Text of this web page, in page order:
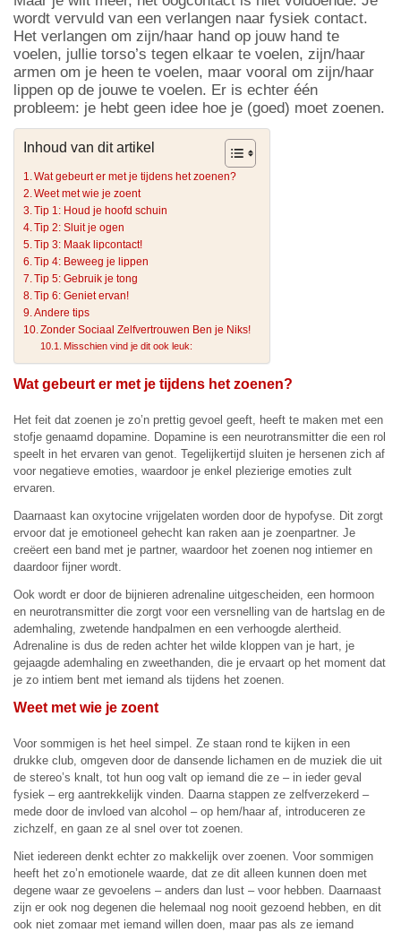
wordt vervuld van een verlangen naar fysiek contact.
Het verlangen om zijn/haar hand op jouw hand te
voelen, jullie torso’s tegen elkaar te voelen, zijn/haar
armen om je heen te voelen, maar vooral om zijn/haar
lippen op de jouwe te voelen. Er is echter één
probleem: je hebt geen idee hoe je (goed) moet zoenen.
Inhoud van dit artikel
Wat gebeurt er met je tijdens het zoenen?
Weet met wie je zoent
Tip 1: Houd je hoofd schuin
Tip 2: Sluit je ogen
Tip 3: Maak lipcontact!
Tip 4: Beweeg je lippen
Tip 5: Gebruik je tong
Tip 6: Geniet ervan!
Andere tips
Zonder Sociaal Zelfvertrouwen Ben je Niks!
Misschien vind je dit ook leuk:
Wat gebeurt er met je tijdens het zoenen?
Het feit dat zoenen je zo’n prettig gevoel geeft, heeft te maken met een
stofje genaamd dopamine. Dopamine is een neurotransmitter die een rol
speelt in het ervaren van genot. Tegelijkertijd sluiten je hersenen zich af
voor negatieve emoties, waardoor je enkel plezierige emoties zult
ervaren.
Daarnaast kan oxytocine vrijgelaten worden door de hypofyse. Dit zorgt
ervoor dat je emotioneel gehecht kan raken aan je zoenpartner. Je
creëert een band met je partner, waardoor het zoenen nog intiemer en
daardoor fijner wordt.
Ook wordt er door de bijnieren adrenaline uitgescheiden, een hormoon
en neurotransmitter die zorgt voor een versnelling van de hartslag en de
ademhaling, zwetende handpalmen en een verhoogde alertheid.
Adrenaline is dus de reden achter het wilde kloppen van je hart, je
gejaagde ademhaling en zweethanden, die je ervaart op het moment dat
je zo intiem bent met iemand als tijdens het zoenen.
Weet met wie je zoent
Voor sommigen is het heel simpel. Ze staan rond te kijken in een
drukke club, omgeven door de dansende lichamen en de muziek die uit
de stereo’s knalt, tot hun oog valt op iemand die ze – in ieder geval
fysiek – erg aantrekkelijk vinden. Daarna stappen ze zelfverzekerd –
mede door de invloed van alcohol – op hem/haar af, introduceren ze
zichzelf, en gaan ze al snel over tot zoenen.
Niet iedereen denkt echter zo makkelijk over zoenen. Voor sommigen
heeft het zo’n emotionele waarde, dat ze dit alleen kunnen doen met
degene waar ze gevoelens – anders dan lust – voor hebben. Daarnaast
zijn er ook nog degenen die helemaal nog nooit gezoend hebben, en dit
ook niet zomaar met iemand willen doen, maar pas als ze iemand